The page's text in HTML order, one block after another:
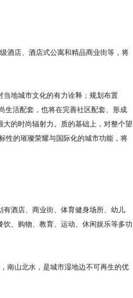
店、酒店式公寓和精品商业街等，将
地城市文化的有力诠释；规划布置
生活配套，也将在完善社区配套、形成
的时尚辐射力。质的基础上，对整个望
性的璀璨荣耀与国际化的城市功能，将
酒店、商业街、体育健身场所、幼儿
、购物、教育、运动、休闲娱乐等多功
山北水，是城市湿地边不可再生的优